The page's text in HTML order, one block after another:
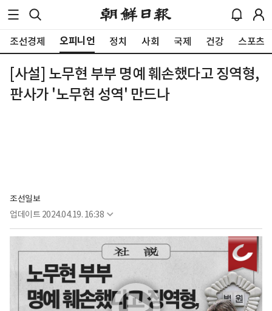
조선경제 오피니언 정치 사회 국제 건강 스포츠
[사설] 노무현 부부 명예 훼손했다고 징역형,
판사가 '노무현 성역' 만드나
조선일보
업데이트 2024.04.19. 16:38